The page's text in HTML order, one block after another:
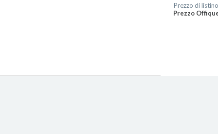
Prezzo di
Prezzo